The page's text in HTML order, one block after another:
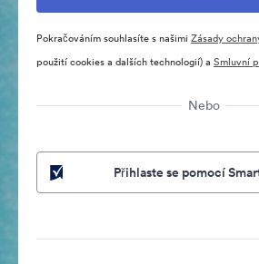
Pokračováním souhlasíte s našimi Zásady
použití cookies a dalších technologií) a Smluvní
Nebo
Přihlaste se pomocí